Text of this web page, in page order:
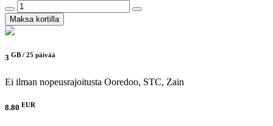
Maksa kortilla
3 GB / 25 päivää
Ei ilman nopeusrajoitusta Ooredoo, STC, Zain
8.80 EUR